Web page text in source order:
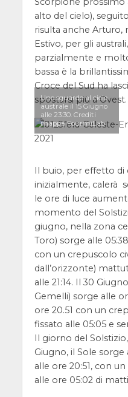
alto del cielo),
risulta anche
Estivo, per gli
parzialmente e
bassa è la
Croce del Sud ha
spostarsi più a Ovest.
Uno sguardo al cielo
australe il 15 Giugno
alle 23:30. Crediti
mappa FourmiLab
Il buio, per effetto di
inizialmente, calerà
le ore di luce
momento del
giugno, nella zona
Toro) sorge alle
con un crepuscolo
dall’orizzonte)
alle 21:14. Il 30
Gemelli) sorge alle
ore 20.51 con un
fissato alle 05:05 e
Il giorno del
Giugno, il Sole
alle ore 20:51, con
alle ore 05:02 di